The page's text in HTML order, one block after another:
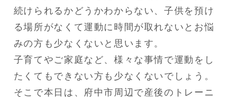
続けられるかどうかわからない、子供を預け
る場所がなくて運動に時間が取れないとお悩
みの方も少なくないと思います。
子育てやご家庭など、様々な事情で運動をし
たくてもできない方も少なくないでしょう。
そこで本日は、府中市周辺で産後のトレーニ